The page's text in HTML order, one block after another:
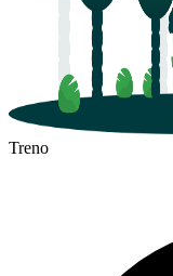
Treno